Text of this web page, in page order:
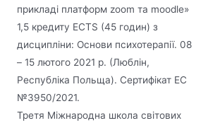
прикладі платформ zoom та moodle»
1,5 кредиту ECTS (45 годин) з
дисципліни: Основи психотерапії. 08
– 15 лютого 2021 р. (Люблін,
Республіка Польща). Сертифікат ЕС
№3950/2021.
Третя Міжнародна школа світових